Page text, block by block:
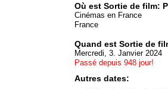
Où est Sortie de film:
Cinémas en France
France
Quand est Sortie de
Mercredi, 3. Janvier 2024
Passé depuis 948 jour!
Autres dates: